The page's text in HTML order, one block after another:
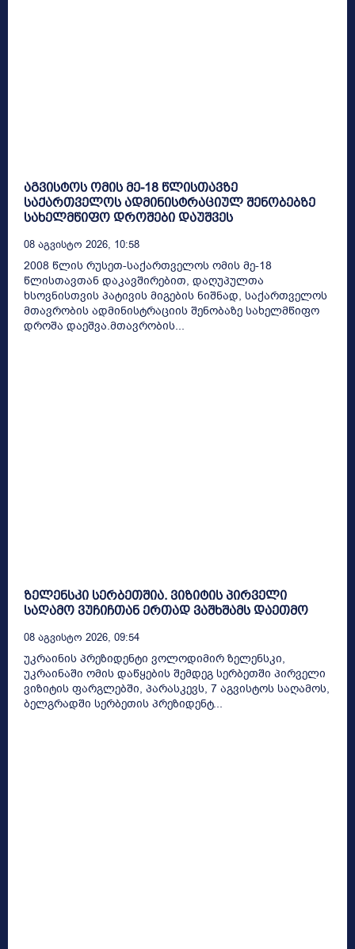
აგვისტოს ომის მე-18 წლისთავზე
საქართველოს ადმინისტრაციულ შენობებზე
სახელმწიფო დროშები დაუშვეს
08 Აგვისტო 2026, 10:58
2008 წლის რუსეთ-საქართველოს ომის მე-18
წლისთავთან დაკავშირებით, დაღუპულთა
ხსოვნისთვის პატივის მიგების ნიშნად, საქართველოს
მთავრობის ადმინისტრაციის შენობაზე სახელმწიფო
დროშა დაეშვა.მთავრობის...
ზელენსკი სერბეთშია. ვიზიტის პირველი
საღამო ვუჩიჩთან ერთად ვაშხშამს დაეთმო
08 Აგვისტო 2026, 09:54
უკრაინის პრეზიდენტი ვოლოდიმირ ზელენსკი,
უკრაინაში ომის დაწყების შემდეგ სერბეთში პირველი
ვიზიტის ფარგლებში, პარასკევს, 7 აგვისტოს საღამოს,
ბელგრადში სერბეთის პრეზიდენტ...